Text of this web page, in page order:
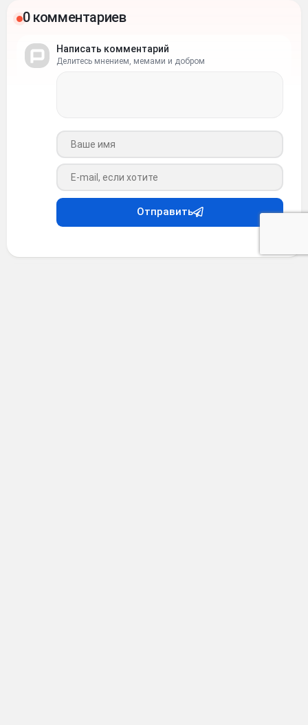
0 комментариев
Написать комментарий
Делитесь мнением, мемами и добром
Ваше имя
Ваш e-mail
Отправить